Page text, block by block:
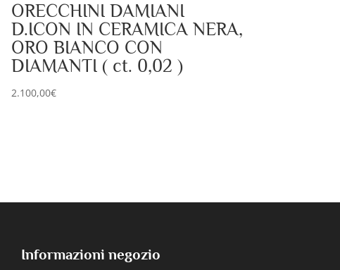
ORECCHINI DAMIANI
D.ICON IN CERAMICA NERA,
ORO BIANCO CON
DIAMANTI ( ct. 0,02 )
2.100,00€
Informazioni negozio